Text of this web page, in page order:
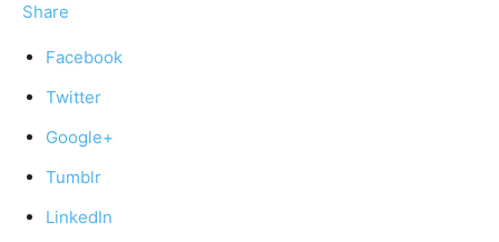
Share
Facebook
Twitter
Google+
Tumblr
LinkedIn